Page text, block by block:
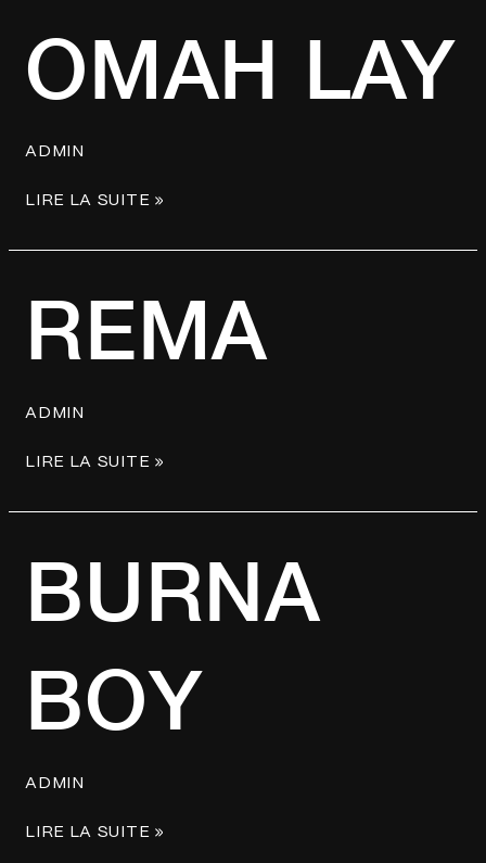
OMAH LAY
ADMIN
LAY
LIRE LA SUITE »
REMA
ADMIN
LIRE LA SUITE »
BURNA
BOY
ADMIN
BOY
LIRE LA SUITE »